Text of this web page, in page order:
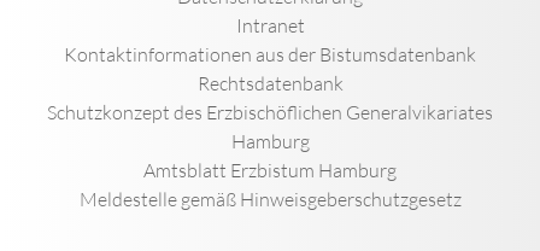
Intranet
Kontaktinformationen aus der Bistumsdatenbank
Rechtsdatenbank
Schutzkonzept des Erzbischöflichen Generalvikariates
Hamburg
Amtsblatt Erzbistum Hamburg
Meldestelle gemäß Hinweisgeberschutzgesetz